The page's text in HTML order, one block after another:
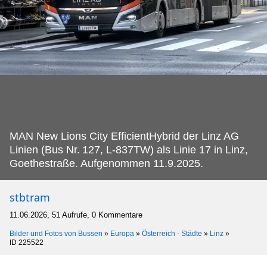
MAN New Lions City EfficientHybrid der Linz AG
Linien (Bus Nr. 127, L-837TW) als Linie 17 in Linz,
Goethestraße. Aufgenommen 11.9.2025.
stbtram
11.06.2026, 51 Aufrufe, 0 Kommentare
Bilder und Fotos von Bussen » Europa » Österreich - Städte » Linz »
ID 225522